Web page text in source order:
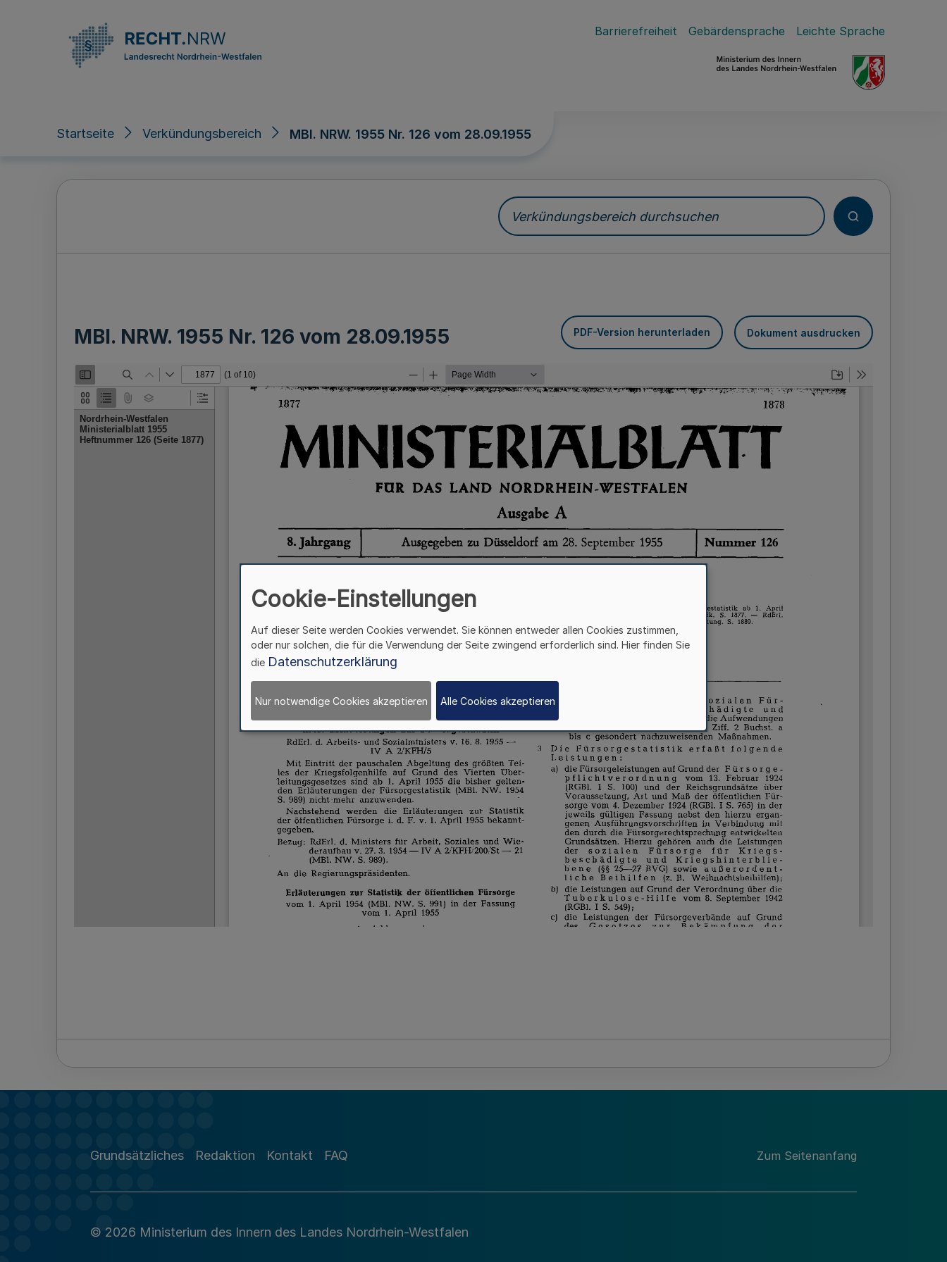
Barrierefreiheit Gebärdensprache Leichte Sprache
Startseite Verkündungsbereich MBl. NRW. 1955 Nr. 126 vom 28.09.1955
Verkündungsbereich durchsuchen
MBl. NRW. 1955 Nr. 126 vom 28.09.1955 PDF-Version herunterladen Dokument ausdrucken
Grundsätzliches Redaktion Kontakt FAQ Zum Seitenanfang
© 2026 Ministerium des Innern des Landes Nordrhein-Westfalen
Cookie-Einstellungen
Auf dieser Seite werden Cookies verwendet. Sie können entweder allen Cookies zustimmen,
oder nur solchen, die für die Verwendung der Seite zwingend erforderlich sind. Hier finden Sie
die Datenschutzerklärung
Nur notwendige Cookies akzeptieren Alle Cookies akzeptieren